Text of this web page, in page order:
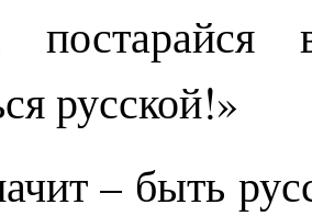
постарайся
русской!»
– быть